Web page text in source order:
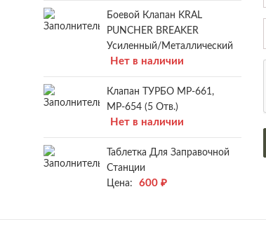
Боевой Клапан KRAL
PUNCHER BREAKER
Усиленный/металлический
Нет в наличии
Клапан ТУРБО МР-661,
МР-654 (5 Отв.)
Нет в наличии
Таблетка Для Заправочной
Станции
Цена:
600 ₽